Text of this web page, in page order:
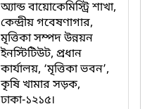
অ্যান্ড বায়োকেমিস্ট্রি শাখা,
কেন্দ্রীয় গবেষণাগার,
মৃত্তিকা সম্পদ উন্নয়ন
ইনস্টিটিউট, প্রধান
কার্যালয়, ‘মৃত্তিকা ভবন’,
কৃষি খামার সড়ক,
ঢাকা-১২১৫।